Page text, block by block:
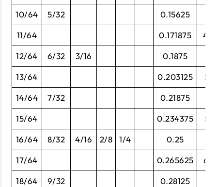
10/64 5/32 0.15625
11/64 0.171875
12/64 6/32 3/16 0.1875
13/64 0.203125
14/64 7/32 0.21875
15/64 0.234375
16/64 8/32 4/16 2/8 1/4 0.25
17/64 0.265625
18/64 9/32 0.28125